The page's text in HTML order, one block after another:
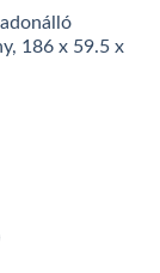
186 x 59.5 x